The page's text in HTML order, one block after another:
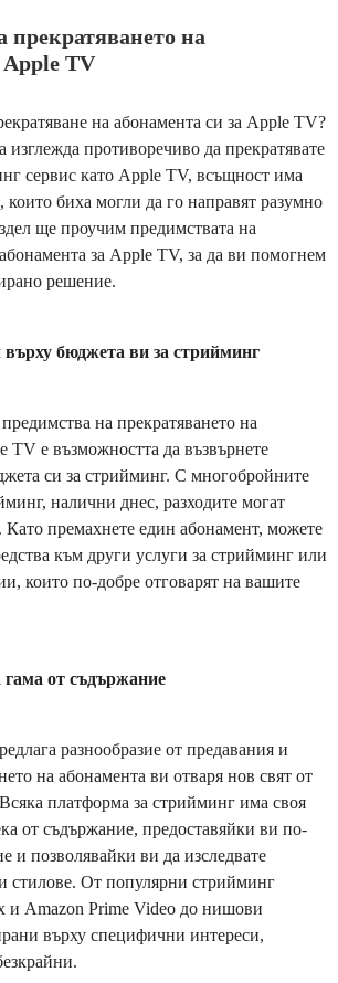
прекратяването на
Apple TV
на абонамента си за Apple TV?
противоречиво да прекратявате
сервис като Apple TV, всъщност има
които биха могли да го направят разумно
ще проучим предимствата на
за Apple TV, за да ви помогнем
решение.
бюджета ви за стрийминг
на прекратяването на
TV е възможността да възвърнете
си за стрийминг. С многобройните
налични днес, разходите могат
Като премахнете един абонамент, можете
към други услуги за стрийминг или
които по-добре отговарят на вашите
от съдържание
разнообразие от предавания и
на абонамента ви отваря нов свят от
платформа за стрийминг има своя
от съдържание, предоставяйки ви по-
и позволявайки ви да изследвате
стилове. От популярни стрийминг
и Amazon Prime Video до нишови
върху специфични интереси,